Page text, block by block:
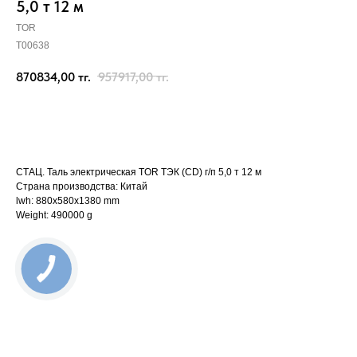
5,0 т 12 м
TOR
T00638
870834,00 тг. 957917,00 тг.
СТАЦ. Таль электрическая TOR ТЭК (CD) г/п 5,0 т 12 м
Страна производства: Китай
lwh: 880x580x1380 mm
Weight: 490000 g